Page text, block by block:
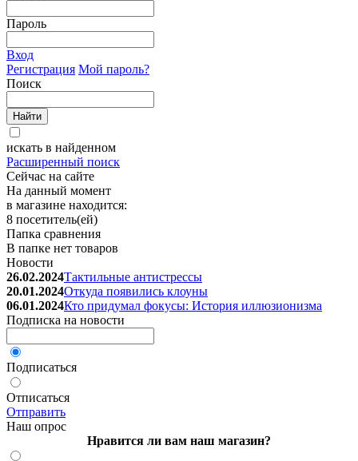
Пароль
Вход
Регистрация Мой пароль?
Поиск
искать в найденном
Расширенный поиск
Сейчас на сайте
На данный момент
в магазине находится:
8 посетитель(ей)
Папка сравнения
В папке нет товаров
Новости
26.02.2024Тактильные антистрессы
20.01.2024Откуда появились клоуны
06.01.2024Кто придумал фокусы: История иллюзионизма
Подписка на новости
Подписаться
Отписаться
Отправить
Наш опрос
Нравится ли вам наш магазин?